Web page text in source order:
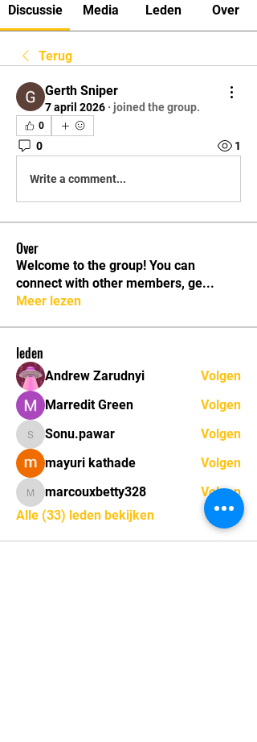
Discussie Media Leden Over
Terug
Gerth Sniper
7 april 2026 · joined the group.
0
0 1
Write a comment...
Over
Welcome to the group! You can
connect with other members, ge...
Meer lezen
leden
Andrew Zarudnyi
Volgen
Marredit Green
Volgen
Sonu.pawar
Sonu.pawar
Volgen
mayuri kathade
Volgen
marcouxbetty328
marcouxbetty328
Volgen
Alle (33) leden bekijken